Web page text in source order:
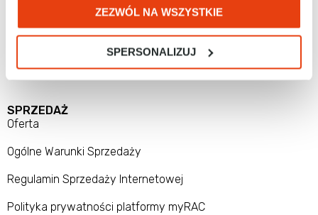
ZEZWÓL NA WSZYSTKIE
SPERSONALIZUJ
RAControls Sp. z o.o.
40-519 Katowice
SPRZEDAŻ
Oferta
Ogólne Warunki Sprzedaży
Regulamin Sprzedaży Internetowej
Polityka prywatności platformy myRAC